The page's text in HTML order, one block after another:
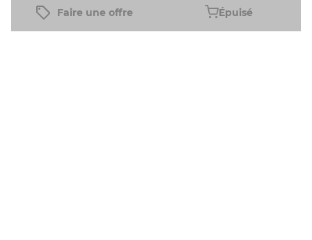
Faire une offre Épuisé
shirts